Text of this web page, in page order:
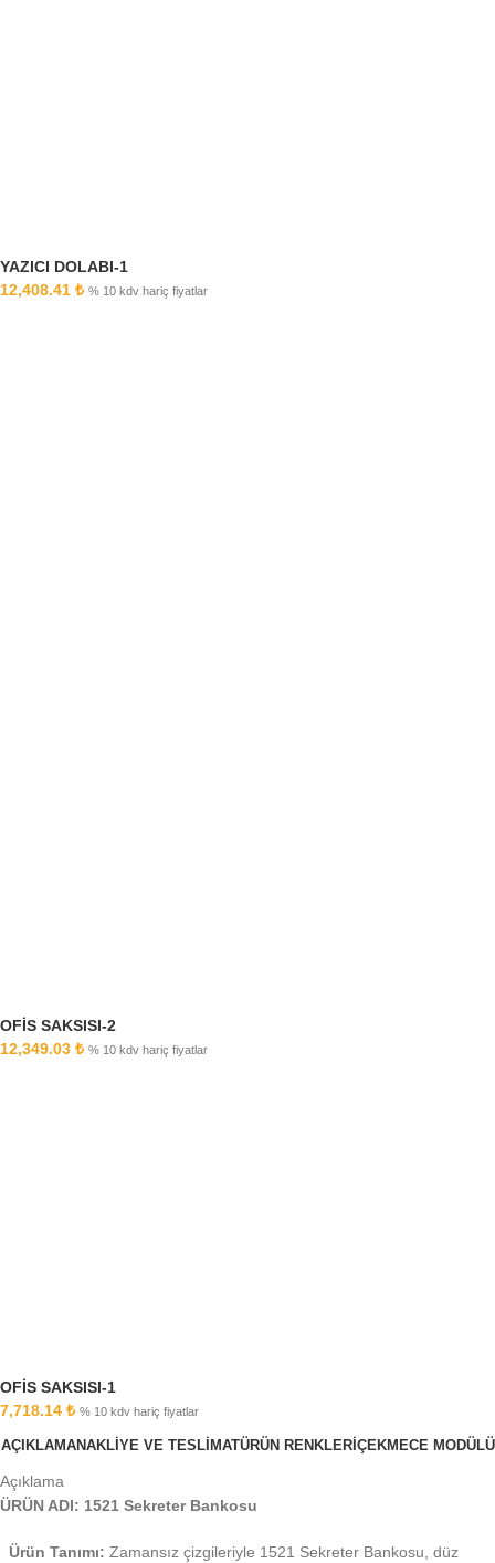
YAZICI DOLABI-1
12,408.41 ₺ % 10 kdv hariç fiyatlar
OFİS SAKSISI-2
12,349.03 ₺ % 10 kdv hariç fiyatlar
OFİS SAKSISI-1
7,718.14 ₺ % 10 kdv hariç fiyatlar
AÇIKLAMANAKLİYE VE TESLİMATÜRÜN RENKLERİ ÇEKMECE MODÜLÜ
Açıklama
ÜRÜN ADI: 1521 Sekreter Bankosu
Ürün Tanımı: Zamansız çizgileriyle 1521 Sekreter Bankosu, düz